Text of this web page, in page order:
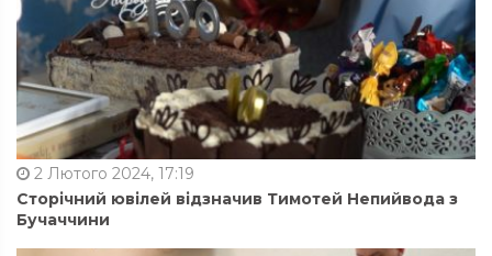
2 Лютого 2024, 17:19
Сторічний ювілей відзначив Тимотей Непийвода з
Бучаччини